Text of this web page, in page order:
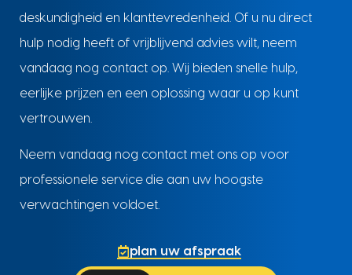
deskundigheid en klanttevredenheid. Of u nu direct
hulp nodig heeft of vrijblijvend advies wilt, neem
vandaag nog contact op. Wij bieden snelle hulp,
eerlijke prijzen en een oplossing waar u op kunt
vertrouwen.
Neem vandaag nog contact met ons op voor
professionele service die aan uw hoogste
verwachtingen voldoet.
plan uw afspraak